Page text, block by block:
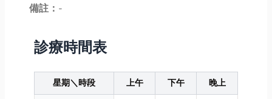
備註： -
診療時間表
星期＼時段 上午 下午
晚上